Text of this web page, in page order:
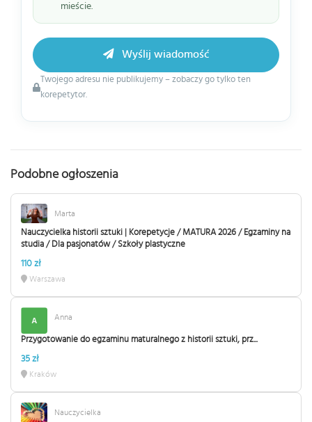
mieście.
Twojego adresu nie publikujemy – zobaczy go tylko ten
korepetytor.
Wyślij wiadomość
Podobne ogłoszenia
Marta
Nauczycielka historii sztuki | Korepetycje / MATURA 2026 / Egzaminy na
studia / Dla pasjonatów / Szkoły plastyczne
110 zł
Warszawa
Anna
Przygotowanie do egzaminu maturalnego z historii sztuki, prz...
35 zł
Kraków
Nauczycielka